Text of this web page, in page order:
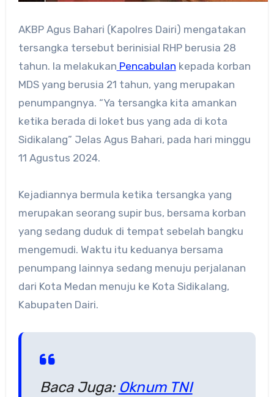
AKBP Agus Bahari (Kapolres Dairi) mengatakan
tersangka tersebut berinisial RHP berusia 28
tahun. Ia melakukan Pencabulan kepada korban
MDS yang berusia 21 tahun, yang merupakan
penumpangnya. “Ya tersangka kita amankan
ketika berada di loket bus yang ada di kota
Sidikalang” Jelas Agus Bahari, pada hari minggu
11 Agustus 2024.
Kejadiannya bermula ketika tersangka yang
merupakan seorang supir bus, bersama korban
yang sedang duduk di tempat sebelah bangku
mengemudi. Waktu itu keduanya bersama
penumpang lainnya sedang menuju perjalanan
dari Kota Medan menuju ke Kota Sidikalang,
Kabupaten Dairi.
Baca Juga: Oknum TNI